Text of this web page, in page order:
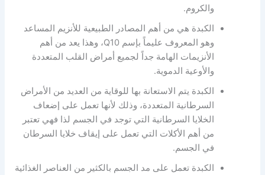
والكروم.
الكبدة هي من أهم المصادر الطبيعية للأنزيم المساعد
وهو المعروف عليماً بإسم Q10، وهذا يعد من أهم
الأنزيمات الهامة جداً لجميع أمراض القلب المتعددة
والأوعية الدموية.
الكبدة يتم الاستعانة بها للوقاية من العديد من الأمراض
السرطانية المتعددة، وذلك لأنها تعمل على إضعاف
الخلايا السرطانية التي توجد في الجسم لذا فهي تعتبر
من أهم الأكلات التي تعمل على إيقاف خلايا السرطان
في الجسم.
الكبدة تعمل على مد الجسم بالكثير من العناصر الغذائية